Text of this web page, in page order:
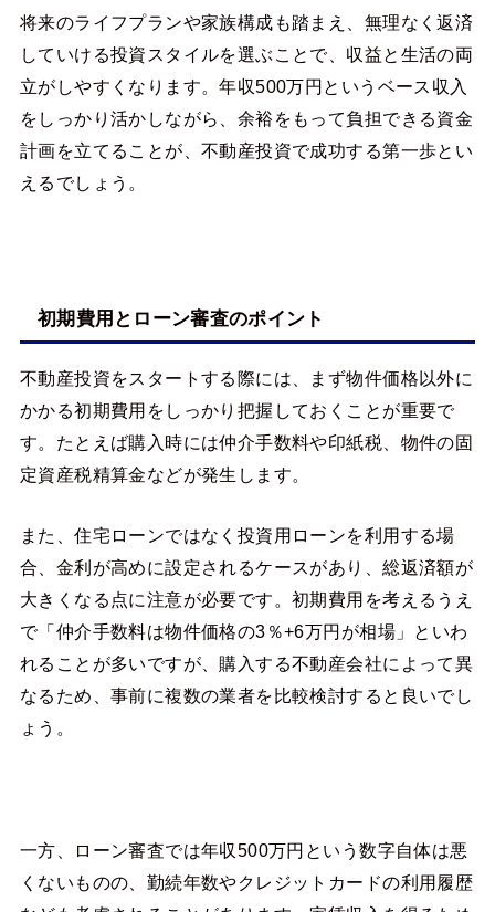
将来のライフプランや家族構成も踏まえ、無理なく返済
していける投資スタイルを選ぶことで、収益と生活の両
立がしやすくなります。年収500万円というベース収入
をしっかり活かしながら、余裕をもって負担できる資金
計画を立てることが、不動産投資で成功する第一歩とい
えるでしょう。
初期費用とローン審査のポイント
不動産投資をスタートする際には、まず物件価格以外に
かかる初期費用をしっかり把握しておくことが重要で
す。たとえば購入時には仲介手数料や印紙税、物件の固
定資産税精算金などが発生します。
また、住宅ローンではなく投資用ローンを利用する場
合、金利が高めに設定されるケースがあり、総返済額が
大きくなる点に注意が必要です。初期費用を考えるうえ
で「仲介手数料は物件価格の3％+6万円が相場」といわ
れることが多いですが、購入する不動産会社によって異
なるため、事前に複数の業者を比較検討すると良いでし
ょう。
一方、ローン審査では年収500万円という数字自体は悪
くないものの、勤続年数やクレジットカードの利用履歴